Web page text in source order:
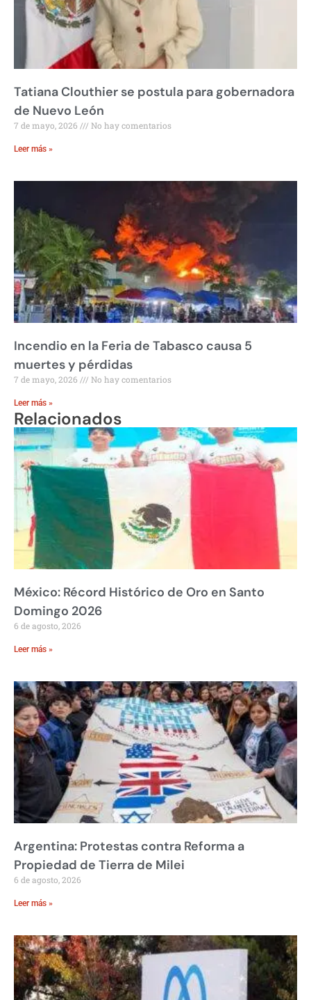
Tatiana Clouthier se postula para gobernadora
de Nuevo León
7 de mayo, 2026 No hay comentarios
Leer más »
Incendio en la Feria de Tabasco causa 5
muertes y pérdidas
7 de mayo, 2026 No hay comentarios
Leer más »
Relacionados
México: Récord Histórico de Oro en Santo
Domingo 2026
6 de agosto, 2026
Leer más »
Argentina: Protestas contra Reforma a
Propiedad de Tierra de Milei
6 de agosto, 2026
Leer más »